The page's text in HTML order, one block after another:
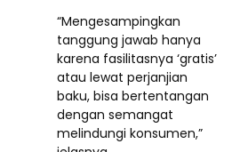
“Mengesampingkan
tanggung jawab hanya
karena fasilitasnya ‘gratis’
atau lewat perjanjian
baku, bisa bertentangan
dengan semangat
melindungi konsumen,”